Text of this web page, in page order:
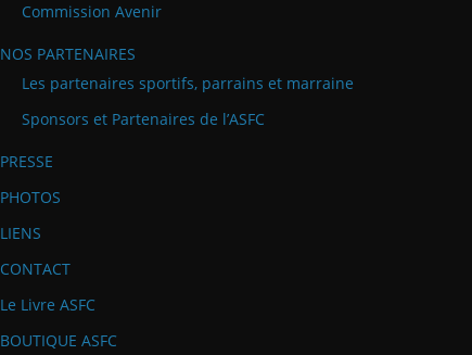
Commission Avenir
NOS PARTENAIRES
Les partenaires sportifs, parrains et marraine
Sponsors et Partenaires de l’ASFC
PRESSE
PHOTOS
LIENS
CONTACT
Le Livre ASFC
BOUTIQUE ASFC